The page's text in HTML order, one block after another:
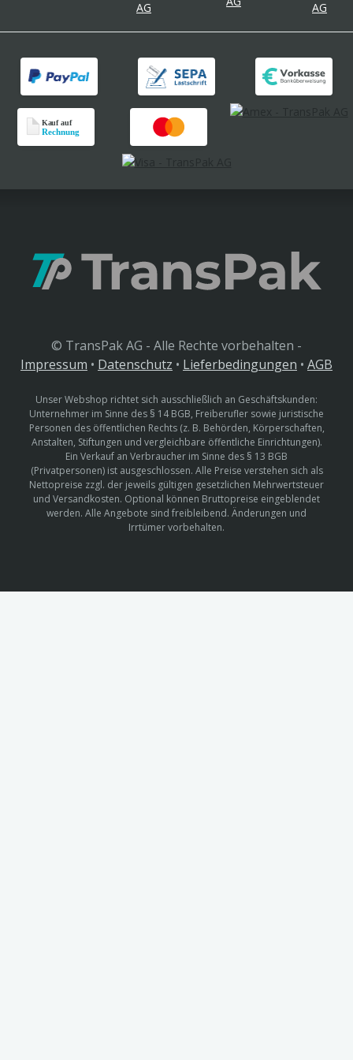
© TransPak AG - Alle Rechte vorbehalten -
Impressum • Datenschutz • Lieferbedingungen • AGB
Unser Webshop richtet sich ausschließlich an Geschäftskunden:
Unternehmer im Sinne des § 14 BGB, Freiberufler sowie juristische
Personen des öffentlichen Rechts (z. B. Behörden, Körperschaften,
Anstalten, Stiftungen und vergleichbare öffentliche Einrichtungen).
Ein Verkauf an Verbraucher im Sinne des § 13 BGB
(Privatpersonen) ist ausgeschlossen. Alle Preise verstehen sich als
Nettopreise zzgl. der jeweils gültigen gesetzlichen Mehrwertsteuer
und Versandkosten. Optional können Bruttopreise eingeblendet
werden. Alle Angebote sind freibleibend. Änderungen und
Irrtümer vorbehalten.